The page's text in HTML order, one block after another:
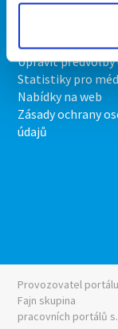
Kontakt
Podmínky
Upravit předvolby
Statistiky pro
Nabídky na web
Zásady ochrany
údajů
Provozovatel portálu
Fajn skupina
pracovních portálů